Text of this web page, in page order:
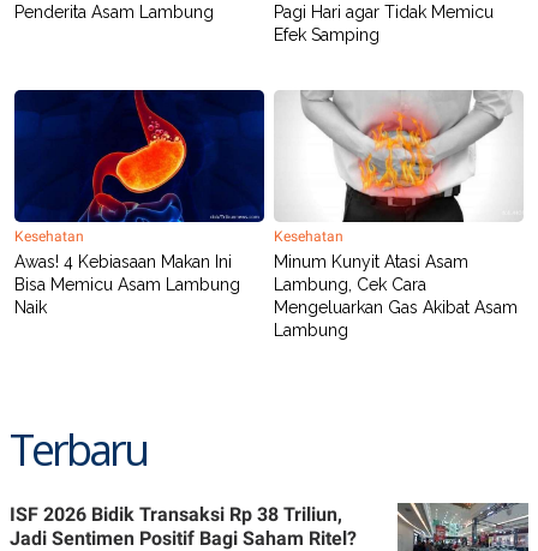
Penderita Asam Lambung
Pagi Hari agar Tidak Memicu
Efek Samping
Kesehatan
Awas! 4 Kebiasaan Makan Ini
Bisa Memicu Asam Lambung
Naik
Kesehatan
Minum Kunyit Atasi Asam
Lambung, Cek Cara
Mengeluarkan Gas Akibat Asam
Lambung
Terbaru
ISF 2026 Bidik Transaksi Rp 38 Triliun,
Jadi Sentimen Positif Bagi Saham Ritel?